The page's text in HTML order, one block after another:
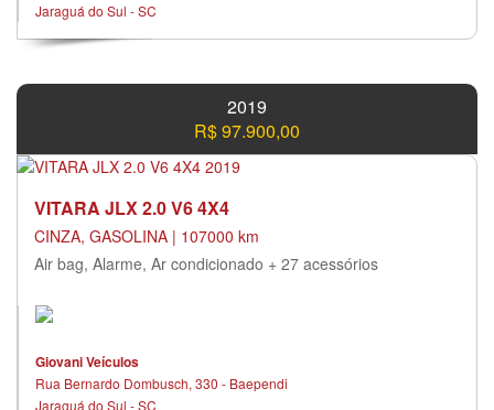
Jaraguá do Sul - SC
2019
R$ 97.900,00
VITARA JLX 2.0 V6 4X4
CINZA, GASOLINA | 107000 km
Air bag, Alarme, Ar condicionado + 27 acessórios
Giovani Veículos
Rua Bernardo Dombusch, 330 - Baependi
Jaraguá do Sul - SC